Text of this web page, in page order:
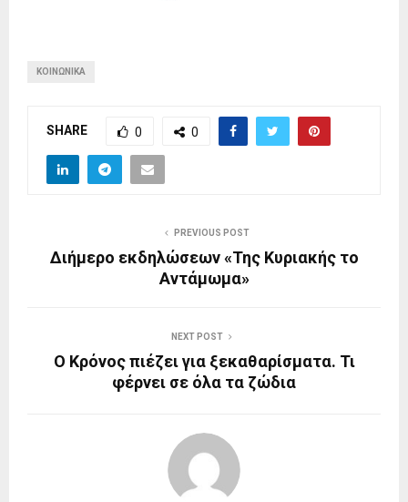
ΚΟΙΝΩΝΙΚΆ
SHARE 0 0
PREVIOUS POST
Διήμερο εκδηλώσεων «Της Κυριακής το
Αντάμωμα»
NEXT POST
O Κρόνος πιέζει για ξεκαθαρίσματα. Τι
φέρνει σε όλα τα ζώδια